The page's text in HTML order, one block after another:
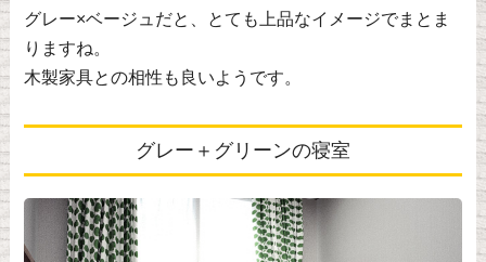
グレー×ベージュだと、とても上品なイメージでまとま
りますね。
木製家具との相性も良いようです。
グレー＋グリーンの寝室